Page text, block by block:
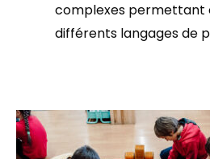
complexes permettant
différents langages de